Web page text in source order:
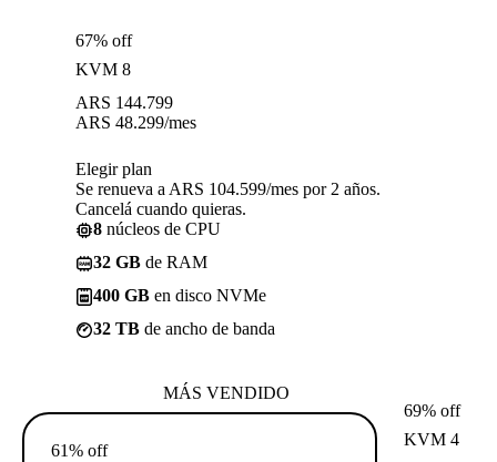
67% off
KVM 8
ARS 144.799
ARS 48.299/mes
Elegir plan
Se renueva a ARS 104.599/mes por 2 años.
Cancelá cuando quieras.
8 núcleos de CPU
32 GB de RAM
400 GB en disco NVMe
32 TB de ancho de banda
MÁS VENDIDO
61% off
69% off
KVM 4